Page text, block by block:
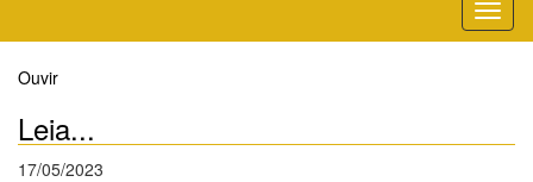
Ouvir
Leia...
17/05/2023